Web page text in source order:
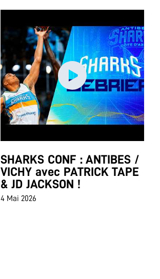
SHARKS CONF : ANTIBES /
VICHY avec PATRICK TAPE
& JD JACKSON !
4 Mai 2026